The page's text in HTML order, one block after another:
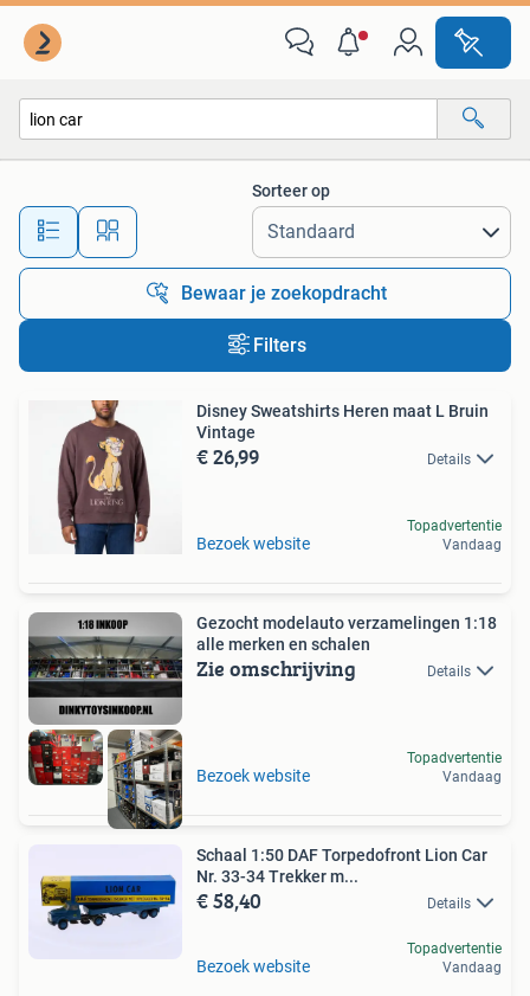
Alle afstanden…
Sorteer op
Bewaar je zoekopdracht
Filters
Disney Sweatshirts Heren maat L Bruin
Vintage
€ 26,99 Details
Bezoek website
Topadvertentie
Vandaag
Gezocht modelauto verzamelingen 1:18
alle merken en schalen
Zie omschrijving Details
Bezoek website
Topadvertentie
Vandaag
Schaal 1:50 DAF Torpedofront Lion Car
Nr. 33-34 Trekker m...
€ 58,40 Details
Bezoek website
Topadvertentie
Vandaag